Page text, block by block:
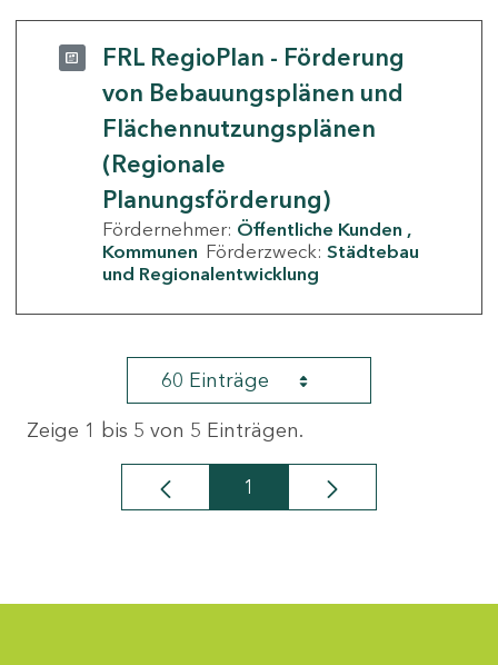
FRL RegioPlan - Förderung
von Bebauungsplänen und
Flächennutzungsplänen
(Regionale
Planungsförderung)
Fördernehmer: Öffentliche Kunden
Kommunen Förderzweck: Städtebau
und Regionalentwicklung
60 Einträge
Zeige 1 bis 5 von 5 Einträgen.
Seite
1